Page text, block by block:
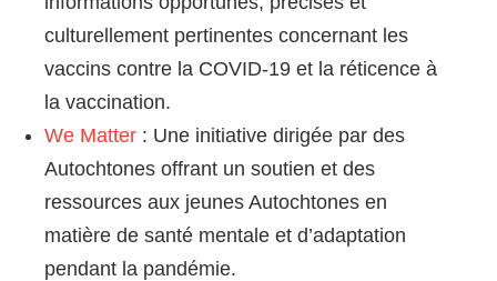
culturellement pertinentes concernant les
vaccins contre la COVID-19 et la réticence à
la vaccination.
We Matter : Une initiative dirigée par des
Autochtones offrant un soutien et des
ressources aux jeunes Autochtones en
matière de santé mentale et d’adaptation
pendant la pandémie.